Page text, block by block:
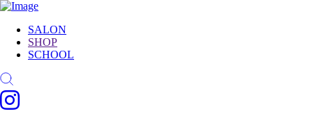
SALON
SHOP
SCHOOL